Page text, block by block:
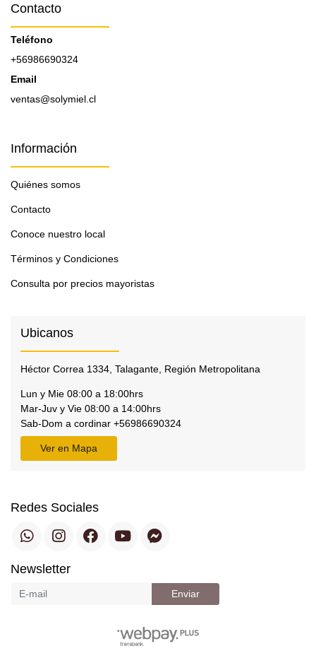
Contacto
Teléfono
+56986690324
Email
ventas@solymiel.cl
Información
Quiénes somos
Contacto
Conoce nuestro local
Términos y Condiciones
Consulta por precios mayoristas
Ubicanos
Héctor Correa 1334, Talagante, Región Metropolitana
Lun y Mie 08:00 a 18:00hrs
Mar-Juv y Vie 08:00 a 14:00hrs
Sab-Dom a cordinar +56986690324
Ver en Mapa
Redes Sociales
Newsletter
Enviar